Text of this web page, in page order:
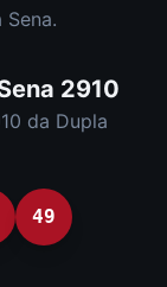
Sena.
2910
da Dupla
49